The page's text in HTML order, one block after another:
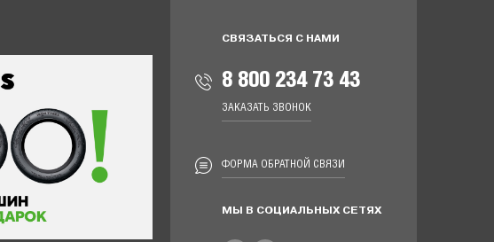
СВЯЗАТЬСЯ С НАМИ
8 800 234 73 43
ЗАКАЗАТЬ ЗВОНОК
ФОРМА ОБРАТНОЙ СВЯЗИ
МЫ В СОЦИАЛЬНЫХ СЕТЯХ